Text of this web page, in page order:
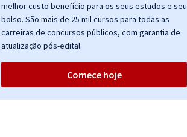
melhor custo benefício para os seus estudos e seu
bolso. São mais de 25 mil cursos para todas as
carreiras de concursos públicos, com garantia de
atualização pós-edital.
Comece hoje